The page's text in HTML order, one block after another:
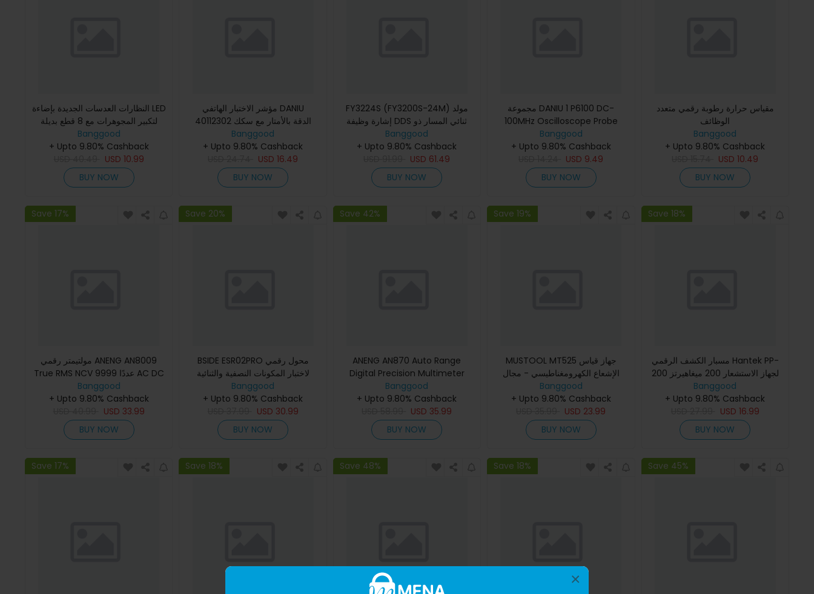
×
النظارات العدسات الجديدة بإضاءة LED
لتكبير المجوهرات مع 8 قطع بديلة
Banggood
+ Upto 9.80% Cashback
USD 10.99
BUY NOW
مؤشر الاختبار الهاتفي DANIU
40112302 الدقة بالأمتار مع سكك
دوفيتيل
Banggood
+ Upto 9.80% Cashback
USD16.49
BUY NOW
FY3224S (FY3200S-24M) مولد
إشارة وظيفة DDS ثنائي المسار ذو
ميجاهرتز موجة ربعية مربعة سحب
عداد
Banggood
+ Upto 9.80% Cashback
USD 61.49
BUY NOW
مجموعة DANIU 1 P6100 DC-
100MHz Oscilloscope Probe
100MHz Clip Probe لـ TektronixBanggood
+ Upto 9.80% Cashback
USD 9.49
BUY NOW
مقياس حرارة رطوبة رقمي متعدد
الوظائف
Banggood
+ Upto 9.80% Cashback
USD10.49
BUY NOW
Save 17%
مولتيمتر رقمي ANENG AN8009
True RMS NCV 9999 عددًا AC DC
تيار الجهد الخلفية
Banggood
+ Upto 9.80% Cashback
USD 33.99
BUY NOW
Save 20%
BSIDE ESR02PRO محول رقمي
لاختبار المكونات النصفية والثنائية
والكثافة والإندكتانس
Banggood
+ Upto 9.80% Cashback
USD 30.99
BUY NOW
Save 42%
ANENG AN870 Auto Range
Digital Precision Multimeter
المتردد الحقيقي لا يوجد تحذير شحن
NC
Banggood
+ Upto 9.80% Cashback
USD 35.99
BUY NOW
Save 19%
MUSTOOL MT525 جهاز قياس
الإشعاع الكهرومغناطيسي - مجال
كهربائي ومجال مغناطيسي
Banggood
+ Upto 9.80% Cashback
USD 23.99
BUY NOW
Save 18%
مسبار الكشف الرقمي Hantek PP-
200 لجهاز الاستشعار 200 ميغاهيرتز
ذو عرض نطاق X1 X10 لأداة التشخيص
المحمولة للسيارات جهاز ا
Banggood
+ Upto 9.80% Cashback
USD 16.99
BUY NOW
Save 17% Save 18% Save 48% Save 18% Save 45%